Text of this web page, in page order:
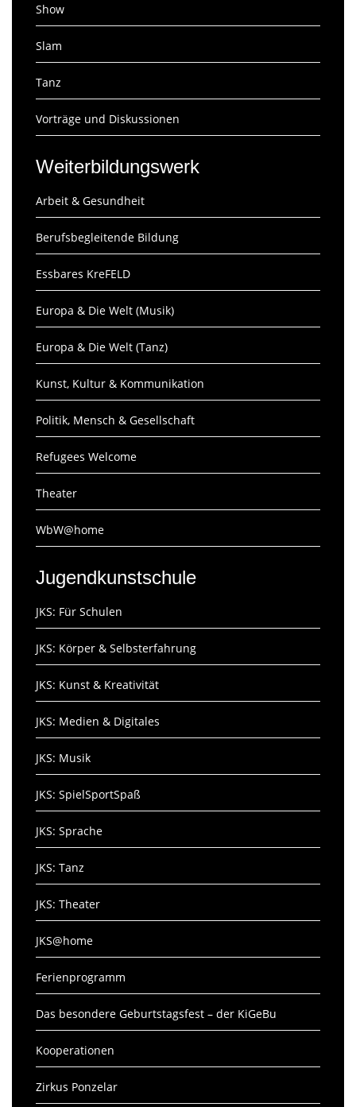
Show
Slam
Tanz
Vorträge und Diskussionen
Weiterbildungswerk
Arbeit & Gesundheit
Berufsbegleitende Bildung
Essbares KreFELD
Europa & Die Welt (Musik)
Europa & Die Welt (Tanz)
Kunst, Kultur & Kommunikation
Politik, Mensch & Gesellschaft
Refugees Welcome
Theater
WbW@home
Jugendkunstschule
JKS: Für Schulen
JKS: Körper & Selbsterfahrung
JKS: Kunst & Kreativität
JKS: Medien & Digitales
JKS: Musik
JKS: SpielSportSpaß
JKS: Sprache
JKS: Tanz
JKS: Theater
JKS@home
Ferienprogramm
Das besondere Geburtstagsfest – der KiGeBu
Kooperationen
Zirkus Ponzelar